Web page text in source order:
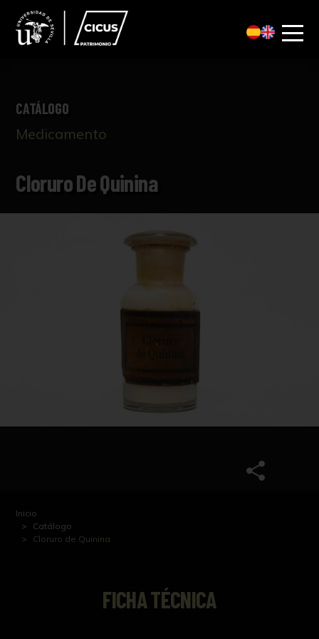
CATÁLOGO
Medicamento
Cloruro De Quinina
Inicio
Catálogo
Cloruro de Quinina
FICHA TÉCNICA